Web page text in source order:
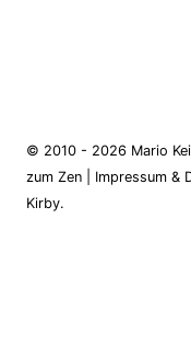
© 2010 - 2026 Mario
zum Zen
Impressum &
Kirby.